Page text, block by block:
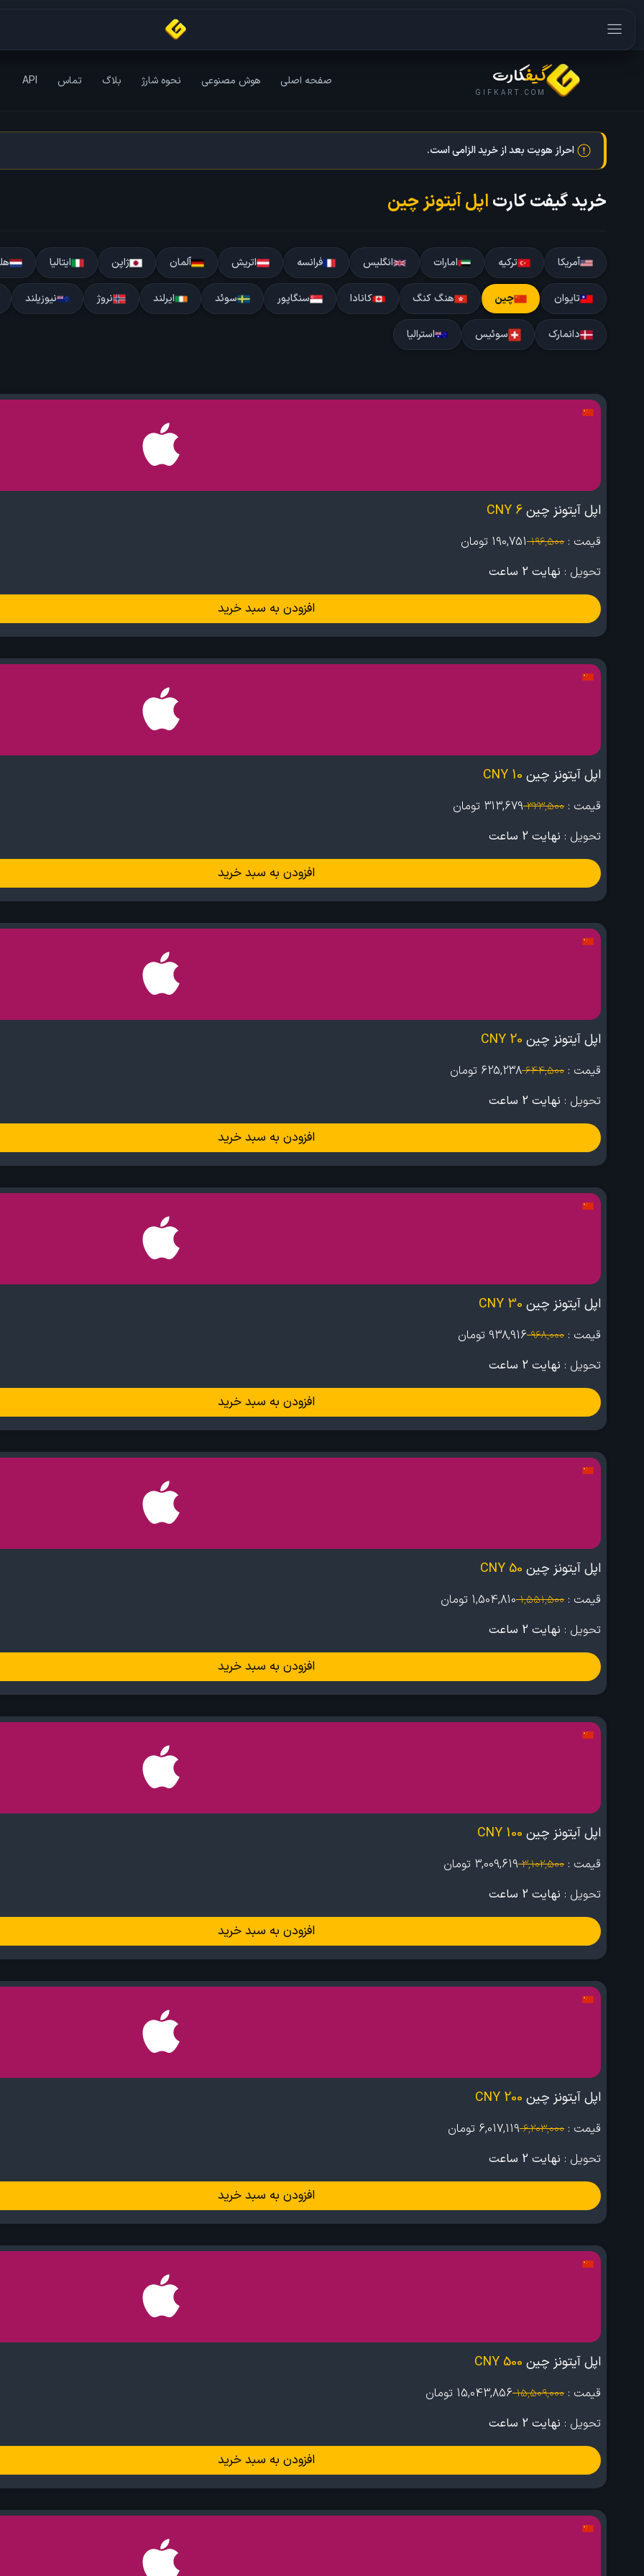
گیفکارت
GIFKART.COM
صفحه اصلی هوش مصنوعی نحوه شارژ بلاگ تماس API
احراز هویت بعد از خرید الزامی است.
خرید گیفت کارتاپل آیتونز چین
آمریکا ترکیه امارات انگلیس فرانسه اتریش آلمان ژاپن ایتالیا
تایوان چین هنگ کنگ کانادا سنگاپور سوئد ایرلند نروژ نیوزیلند
دانمارک سوئیس استرالیا
اپل آیتونز چین6 CNY
قیمت : 196,500
190,751 تومان
تحویل : نهایت 2 ساعت
افزودن به سبد خرید
اپل آیتونز چین 10 CNY
قیمت : 323,500
313,679 تومان
تحویل : نهایت 2 ساعت
افزودن به سبد خرید
اپل آیتونز چین 20 CNY
قیمت : 644,500
625,238 تومان
تحویل : نهایت 2 ساعت
افزودن به سبد خرید
اپل آیتونز چین 30 CNY
قیمت : 968,000
938,916 تومان
تحویل : نهایت 2 ساعت
افزودن به سبد خرید
اپل آیتونز چین 50 CNY
قیمت : 1,551,500
1,504,810 تومان
تحویل : نهایت 2 ساعت
افزودن به سبد خرید
اپل آیتونز چین 100 CNY
قیمت : 3,102,500
3,009,619 تومان
تحویل : نهایت 2 ساعت
افزودن به سبد خرید
اپل آیتونز چین 200 CNY
قیمت : 6,203,000
6,017,119 تومان
تحویل : نهایت 2 ساعت
افزودن به سبد خرید
اپل آیتونز چین 500 CNY
قیمت : 15,509,000
15,043,856 تومان
تحویل : نهایت 2 ساعت
افزودن به سبد خرید